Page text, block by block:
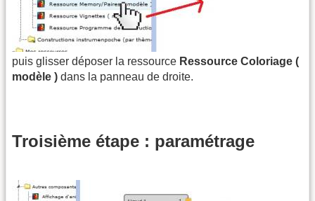
puis glisser déposer la ressource Ressource Coloriage (
modèle ) dans la panneau de droite.
Troisième étape : paramétrage